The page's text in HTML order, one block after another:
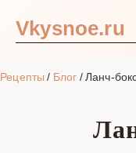
Vkysnoe.ru
Рецепты / Блог /Ланч-